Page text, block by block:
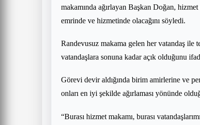
makamında ağırlayan Başkan Doğan,
emrinde ve hizmetinde olacağını söyledi.
Randevusuz makama gelen her vatandaş ile
vatandaşlara sonuna kadar açık olduğunu
Görevi devir aldığında birim amirlerine ve
onları en iyi şekilde ağırlaması yönünde
“Burası hizmet makamı, burası